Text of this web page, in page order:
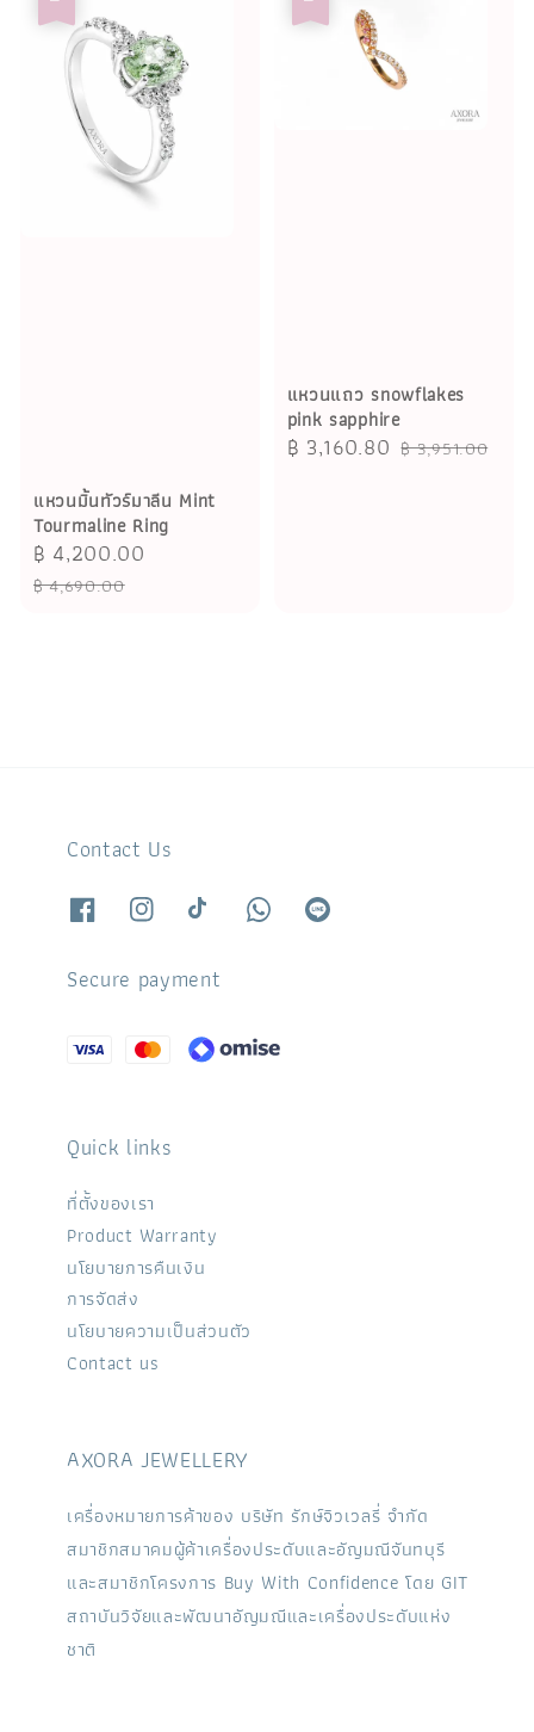
แหวนมิ้นทัวร์มาลีน Mint
Tourmaline Ring
Sale
price
฿ 4,200.00
฿ 4,690.00
แหวนแถว snowflakes
pink sapphire
Sale
฿ 3,160.80 Regular
฿ 3,951.00
Contact Us
Secure payment
Quick links
ที่ตั้งของเรา
Product Warranty
นโยบายการคืนเงิน
การจัดส่ง
นโยบายความเป็นส่วนตัว
Contact us
AXORA JEWELLERY
เครื่องหมายการค้าของ บริษัท รักษ์จิวเวลรี่ จำกัด
สมาชิกสมาคมผู้ค้าเครื่องประดับและอัญมณีจันทบุรี
และสมาชิกโครงการ Buy With Confidence โดย GIT
สถาบันวิจัยและพัฒนาอัญมณีและเครื่องประดับแห่ง
ชาติ